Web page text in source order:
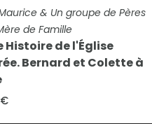
du Choeur de la
Saint-Jean à